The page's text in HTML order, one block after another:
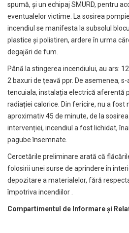
spumă, și un echipaj SMURD, pentru
eventualelor victime. La sosirea
incendiul se manifesta la subsolul
plastice și polistiren, ardere în urma
degajări de fum.
Până la stingerea incendiului, au ars:
2 baxuri de țeavă ppr. De asemenea,
tencuiala, instalația electrică aferentă
radiației calorice. Din fericire, nu a fost
aproximativ 45 de minute, de la sosirea
intervenției, incendiul a fost lichidat,
pagube însemnate.
Cercetările preliminare arată că
folosirii unei surse de aprindere în
depozitare a materialelor, fără
împotriva incendiilor .
Compartimentul de Informare şi